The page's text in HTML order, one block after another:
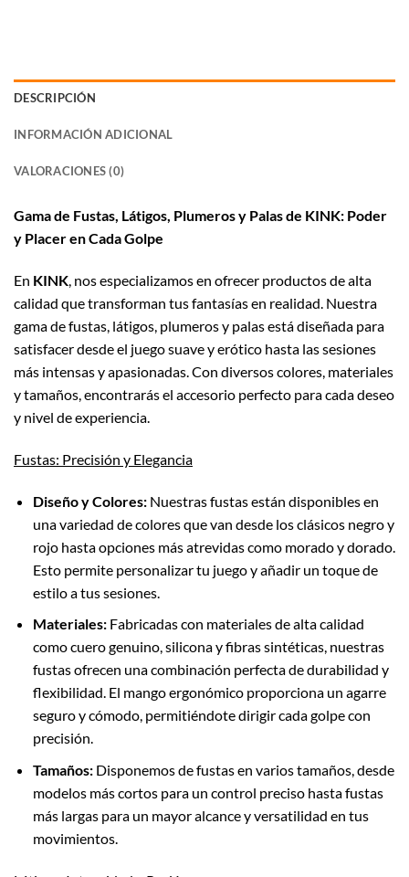
DESCRIPCIÓN
INFORMACIÓN ADICIONAL
VALORACIONES (0)
Gama de Fustas, Látigos, Plumeros y Palas de KINK: Poder
y Placer en Cada Golpe
En KINK, nos especializamos en ofrecer productos de alta
calidad que transforman tus fantasías en realidad. Nuestra
gama de fustas, látigos, plumeros y palas está diseñada para
satisfacer desde el juego suave y erótico hasta las sesiones
más intensas y apasionadas. Con diversos colores, materiales
y tamaños, encontrarás el accesorio perfecto para cada deseo
y nivel de experiencia.
Fustas: Precisión y Elegancia
Diseño y Colores:Nuestras fustas están disponibles en
una variedad de colores que van desde los clásicos negro y
rojo hasta opciones más atrevidas como morado y dorado.
Esto permite personalizar tu juego y añadir un toque de
estilo a tus sesiones.
Materiales:Fabricadas con materiales de alta calidad
como cuero genuino, silicona y fibras sintéticas, nuestras
fustas ofrecen una combinación perfecta de durabilidad y
flexibilidad. El mango ergonómico proporciona un agarre
seguro y cómodo, permitiéndote dirigir cada golpe con
precisión.
Tamaños:Disponemos de fustas en varios tamaños, desde
modelos más cortos para un control preciso hasta fustas
más largas para un mayor alcance y versatilidad en tus
movimientos.